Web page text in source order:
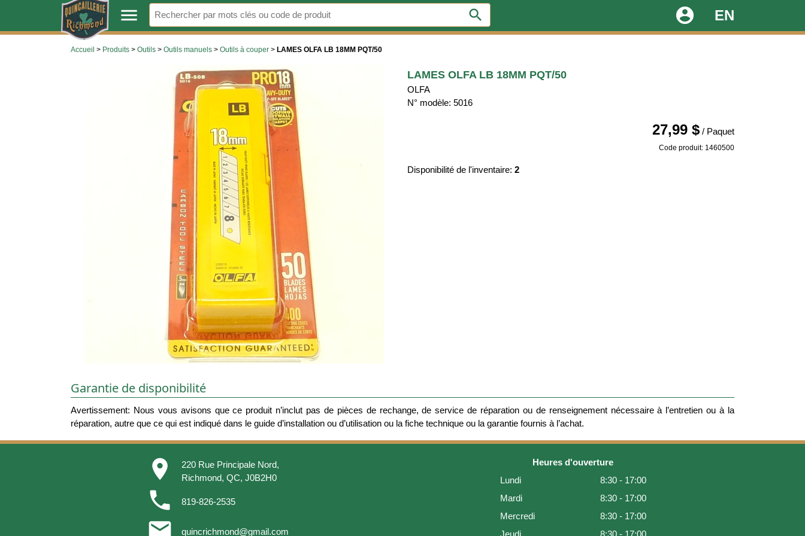
. menu search EN
account_circle
Accueil > Produits > Outils > Outils manuels > Outils à couper > LAMES OLFA LB 18MM PQT/50
LAMES OLFA LB 18MM PQT/50
OLFA
N° modèle: 5016
27,99 $/ Paquet
Code produit: 1460500
Disponibilité de l'inventaire: 2
Garantie de disponibilité
Avertissement: Nous vous avisons que ce produit n’inclut pas de pièces de rechange, de service de réparation ou de renseignement nécessaire à l’entretien ou à la
réparation, autre que ce qui est indiqué dans le guide d’installation ou d’utilisation ou la fiche technique ou la garantie fournis à l’achat.
place
220 Rue Principale Nord,
Richmond, QC, J0B2H0
phone 819-826-2535
email quincrichmond@gmail.com
Heures d'ouverture
Lundi
8:30 - 17:00
Mardi
8:30 - 17:00
Mercredi
8:30 - 17:00
Jeudi
8:30 - 17:00